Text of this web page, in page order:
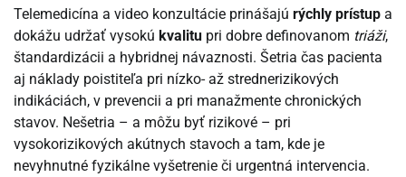
Telemedicína a video konzultácie prinášajú rýchly prístup a
dokážu udržať vysokú kvalitu pri dobre definovanom triáži,
štandardizácii a hybridnej návaznosti. Šetria čas pacienta
aj náklady poistiteľa pri nízko- až strednerizikových
indikáciách, v prevencii a pri manažmente chronických
stavov. Nešetria – a môžu byť rizikové – pri
vysokorizikových akútnych stavoch a tam, kde je
nevyhnutné fyzikálne vyšetrenie či urgentná intervencia.